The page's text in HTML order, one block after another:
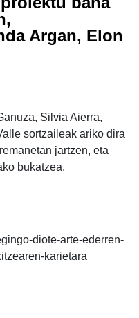
Argan, Elon
Silvia Aierra,
sortzaileak ariko dira
jartzen, eta
bukatzea.